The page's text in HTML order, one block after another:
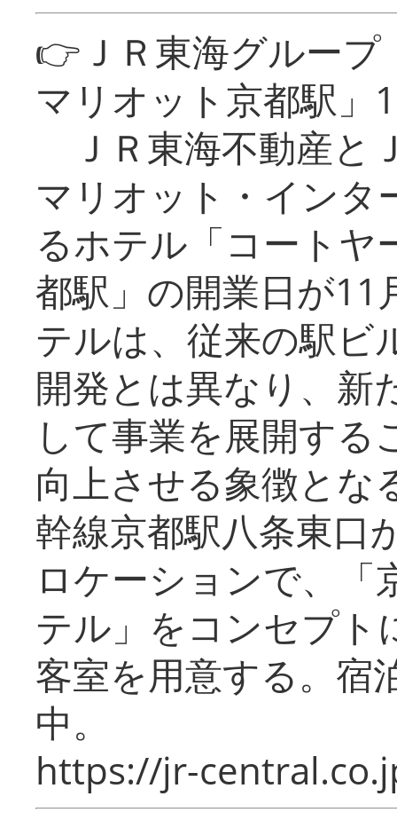
👉ＪＲ東海グルー
マリオット京都駅」
ＪＲ東海不動産と
マリオット・インタ
るホテル「コートヤ
都駅」の開業日が11
テルは、従来の駅ビ
開発とは異なり、新
して事業を展開する
向上させる象徴とな
幹線京都駅八条東口
ロケーションで、「
テル」をコンセプト
客室を用意する。宿
中。
https://jr-